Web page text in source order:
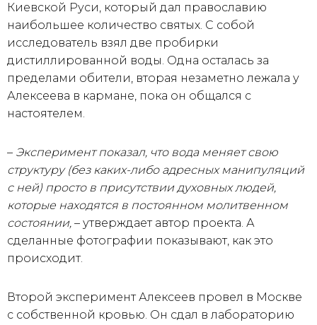
Киевской Руси, который дал православию
наибольшее количество святых. С собой
исследователь взял две пробирки
дистиллированной воды. Одна осталась за
пределами обители, вторая незаметно лежала у
Алексеева в кармане, пока он общался с
настоятелем.
– Эксперимент показал, что вода меняет свою
структуру (без каких-либо адресных манипуляций
с ней) просто в присутствии духовных людей,
которые находятся в постоянном молитвенном
состоянии, – утверждает автор проекта. А
сделанные фотографии показывают, как это
происходит.
Второй эксперимент Алексеев провел в Москве
с собственной кровью. Он сдал в лабораторию